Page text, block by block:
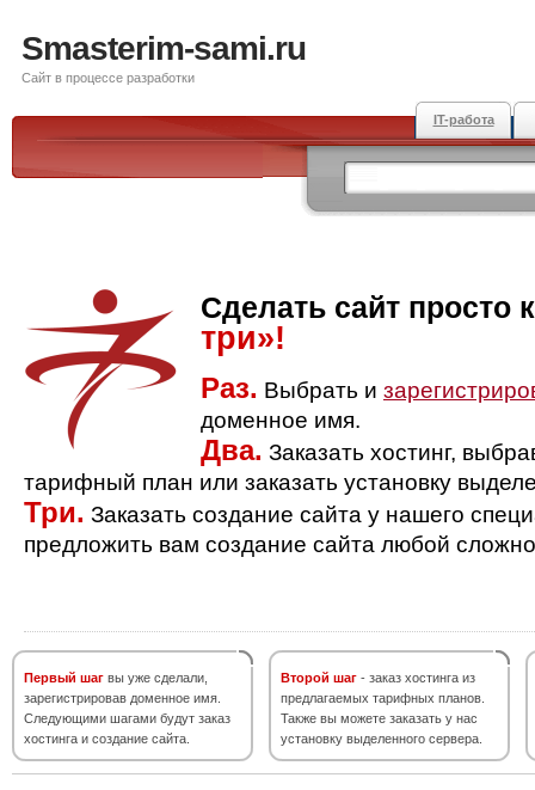
Smasterim-sami.ru
Сайт в процессе разработки
IT-работа
Сделать сайт просто
три»!
Раз. Выбрать и
доменное имя.
Два. Заказать хостинг,
тарифный план или заказать установку
Три. Заказать создание сайта у нашего
предложить вам создание сайта любой
Первый шаг вы уже сделали,
зарегистрировав доменное имя.
Следующими шагами будут заказ
хостинга и создание сайта.
Второй шаг - заказ хостинга из
предлагаемых тарифных планов.
Также вы можете заказать у нас
установку выделенного сервера.